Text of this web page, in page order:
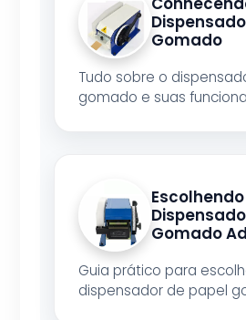
Gomado
Tudo sobre o
gomado e suas
Gomado
Guia prático para
dispensador de papel